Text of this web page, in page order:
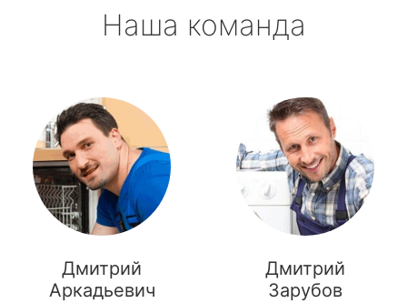
Наша команда
Дмитрий
Аркадьевич
Дмитрий
Зарубов